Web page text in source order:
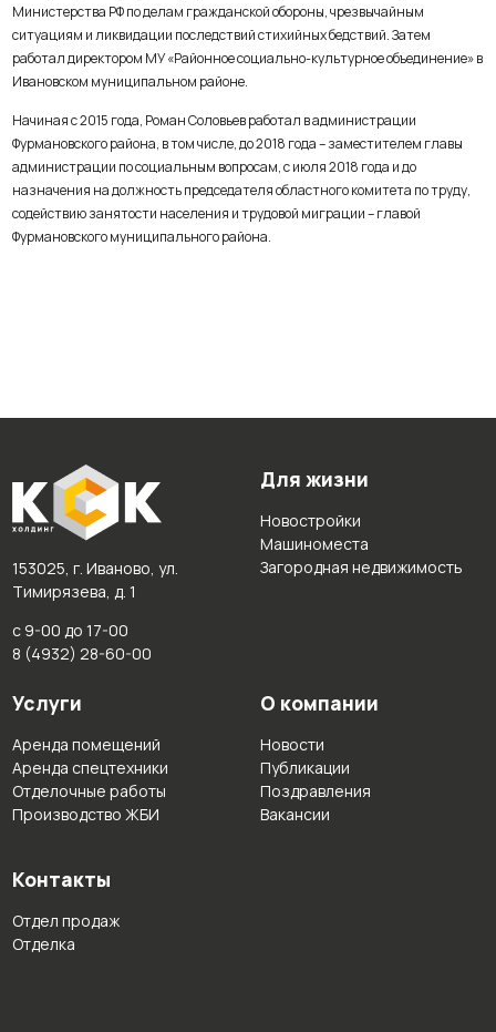
Министерства РФ по делам гражданской обороны, чрезвычайным
ситуациям и ликвидации последствий стихийных бедствий. Затем
работал директором МУ «Районное социально-культурное объединение» в
Ивановском муниципальном районе.
Начиная с 2015 года, Роман Соловьев работал в администрации
Фурмановского района, в том числе, до 2018 года – заместителем главы
администрации по социальным вопросам, с июля 2018 года и до
назначения на должность председателя областного комитета по труду,
содействию занятости населения и трудовой миграции – главой
Фурмановского муниципального района.
153025, г. Иваново, ул.
Тимирязева, д. 1
с 9-00 до 17-00
8 (4932) 28-60-00
Для жизни
Новостройки
Машиноместа
Загородная недвижимость
Услуги
Аренда помещений
Аренда спецтехники
Отделочные работы
Производство ЖБИ
О компании
Новости
Публикации
Поздравления
Вакансии
Контакты
Отдел продаж
Отделка